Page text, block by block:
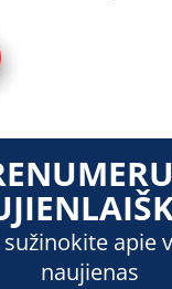
apie
naujienas